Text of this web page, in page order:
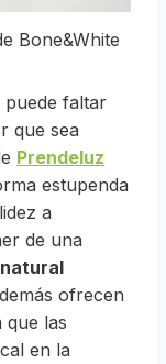
Bone&White
faltar
que sea
Prendeluz
estupenda
a
de una
ofrecen
que las
en la